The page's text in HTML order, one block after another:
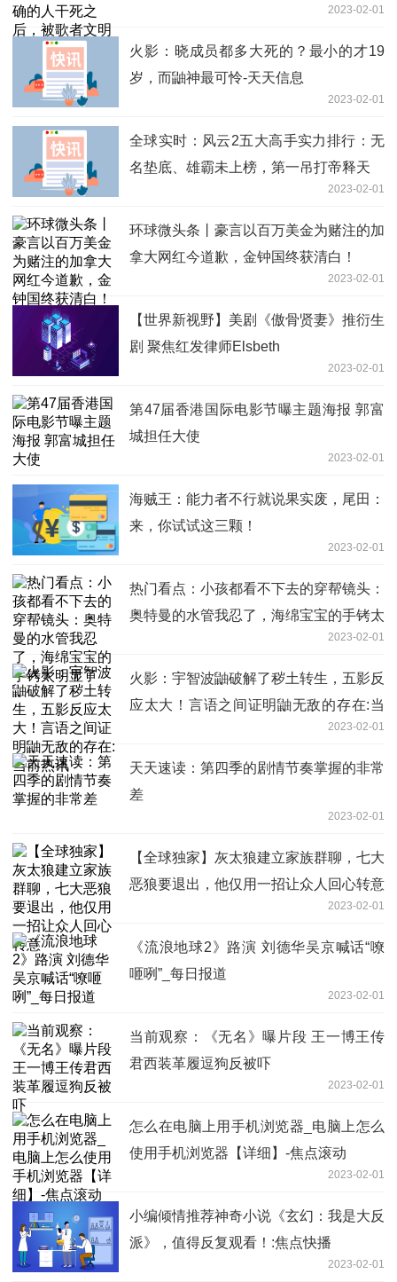
2023-02-01
火影：晓成员都多大死的？最小的才19
岁，而鼬神最可怜-天天信息
2023-02-01
全球实时：风云2五大高手实力排行：无
名垫底、雄霸未上榜，第一吊打帝释天
2023-02-01
环球微头条丨豪言以百万美金为赌注的加
拿大网红今道歉，金钟国终获清白！
2023-02-01
【世界新视野】美剧《傲骨贤妻》推衍生
剧 聚焦红发律师Elsbeth
2023-02-01
第47届香港国际电影节曝主题海报 郭富
城担任大使
2023-02-01
海贼王：能力者不行就说果实废，尾田：
来，你试试这三颗！
2023-02-01
热门看点：小孩都看不下去的穿帮镜头：
奥特曼的水管我忍了，海绵宝宝的手铐太
2023-02-01
火影：宇智波鼬破解了秽土转生，五影反
应太大！言语之间证明鼬无敌的存在:当
2023-02-01
天天速读：第四季的剧情节奏掌握的非常
差
2023-02-01
【全球独家】灰太狼建立家族群聊，七大
恶狼要退出，他仅用一招让众人回心转意
2023-02-01
《流浪地球2》路演 刘德华吴京喊话“嘹
咂咧”_每日报道
2023-02-01
当前观察：《无名》曝片段 王一博王传
君西装革履逗狗反被吓
2023-02-01
怎么在电脑上用手机浏览器_电脑上怎么
使用手机浏览器【详细】-焦点滚动
2023-02-01
小编倾情推荐神奇小说《玄幻：我是大反
派》，值得反复观看！:焦点快播
2023-02-01